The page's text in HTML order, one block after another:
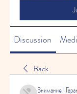
Discussion
Back
Внимание!